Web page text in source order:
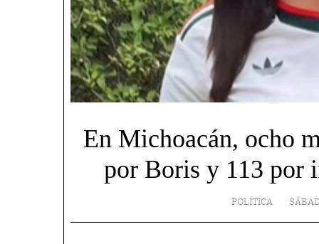
En Michoacán, ocho
por Boris y 113 por
POLÍTICA